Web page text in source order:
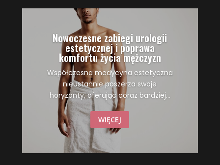
Nowoczesne zabiegi urologii
estetycznej i poprawa
komfortu życia mężczyzn
Współczesna medycyna estetyczna
nieustannie poszerza swoje
horyzonty, oferując coraz bardziej...
WIĘCEJ